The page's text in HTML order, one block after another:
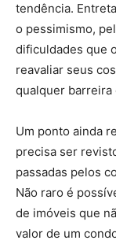
tendência.
o pessimismo,
dificuldades que
reavaliar seus
qualquer barreira
Um ponto ainda
precisa ser
passadas pelos
Não raro é
de imóveis que
valor de um